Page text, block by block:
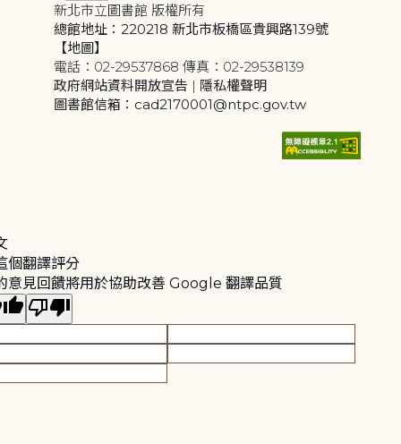
新北市立圖書館 版權所有
總館地址：220218 新北市板橋區貴興路139號
【地圖】
電話：02-29537868 傳真：02-29538139
政府網站資料開放宣告 | 隱私權聲明
圖書館信箱：cad2170001@ntpc.gov.tw
個翻譯評分
意見回饋將用於協助改善 Google 翻譯品質